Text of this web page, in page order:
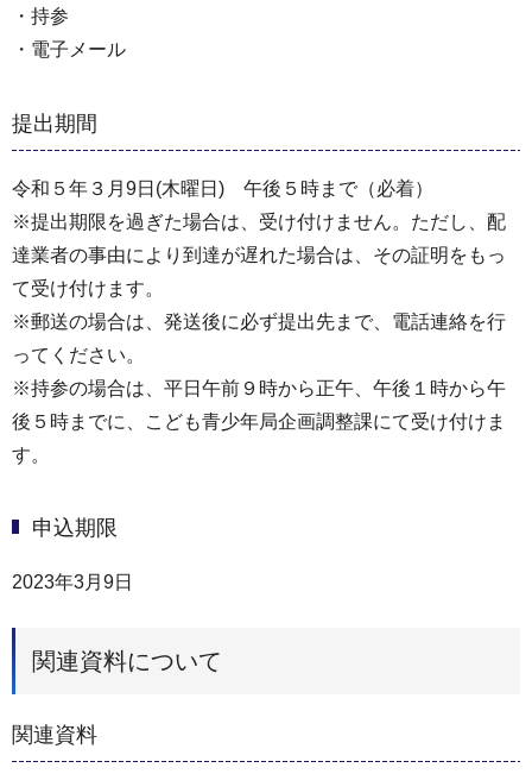
・持参
・電子メール
提出期間
令和５年３月9日(木曜日) 午後５時まで（必着）
※提出期限を過ぎた場合は、受け付けません。ただし、配
達業者の事由により到達が遅れた場合は、その証明をもっ
て受け付けます。
※郵送の場合は、発送後に必ず提出先まで、電話連絡を行
ってください。
※持参の場合は、平日午前９時から正午、午後１時から午
後５時までに、こども青少年局企画調整課にて受け付けま
す。
申込期限
2023年3月9日
関連資料について
関連資料